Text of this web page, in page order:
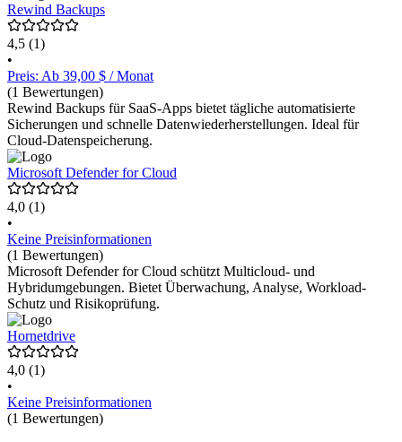
Rewind Backups
4,5 (1)
•
Preis: Ab 39,00 $ / Monat
(1 Bewertungen)
Rewind Backups für SaaS-Apps bietet tägliche automatisierte
Sicherungen und schnelle Datenwiederherstellungen. Ideal für
Cloud-Datenspeicherung.
Microsoft Defender for Cloud
4,0 (1)
•
Keine Preisinformationen
(1 Bewertungen)
Microsoft Defender for Cloud schützt Multicloud- und
Hybridumgebungen. Bietet Überwachung, Analyse, Workload-
Schutz und Risikoprüfung.
Hornetdrive
4,0 (1)
•
Keine Preisinformationen
(1 Bewertungen)